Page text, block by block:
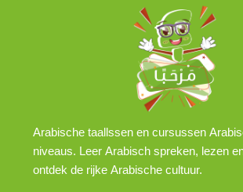
Arabische taallssen en cursussen
niveaus. Leer Arabisch spreken, lezen
ontdek de rijke Arabische cultuur.